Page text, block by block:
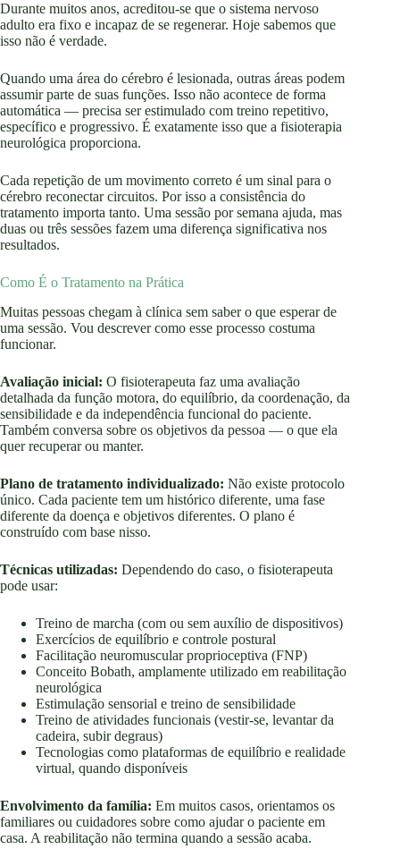
Durante muitos anos, acreditou-se que o sistema nervoso
adulto era fixo e incapaz de se regenerar. Hoje sabemos que
isso não é verdade.
Quando uma área do cérebro é lesionada, outras áreas podem
assumir parte de suas funções. Isso não acontece de forma
automática — precisa ser estimulado com treino repetitivo,
específico e progressivo. É exatamente isso que a fisioterapia
neurológica proporciona.
Cada repetição de um movimento correto é um sinal para o
cérebro reconectar circuitos. Por isso a consistência do
tratamento importa tanto. Uma sessão por semana ajuda, mas
duas ou três sessões fazem uma diferença significativa nos
resultados.
Como É o Tratamento na Prática
Muitas pessoas chegam à clínica sem saber o que esperar de
uma sessão. Vou descrever como esse processo costuma
funcionar.
Avaliação inicial: O fisioterapeuta faz uma avaliação
detalhada da função motora, do equilíbrio, da coordenação, da
sensibilidade e da independência funcional do paciente.
Também conversa sobre os objetivos da pessoa — o que ela
quer recuperar ou manter.
Plano de tratamento individualizado: Não existe protocolo
único. Cada paciente tem um histórico diferente, uma fase
diferente da doença e objetivos diferentes. O plano é
construído com base nisso.
Técnicas utilizadas: Dependendo do caso, o fisioterapeuta
pode usar:
Treino de marcha (com ou sem auxílio de dispositivos)
Exercícios de equilíbrio e controle postural
Facilitação neuromuscular proprioceptiva (FNP)
Conceito Bobath, amplamente utilizado em reabilitação
neurológica
Estimulação sensorial e treino de sensibilidade
Treino de atividades funcionais (vestir-se, levantar da
cadeira, subir degraus)
Tecnologias como plataformas de equilíbrio e realidade
virtual, quando disponíveis
Envolvimento da família: Em muitos casos, orientamos os
familiares ou cuidadores sobre como ajudar o paciente em
casa. A reabilitação não termina quando a sessão acaba.